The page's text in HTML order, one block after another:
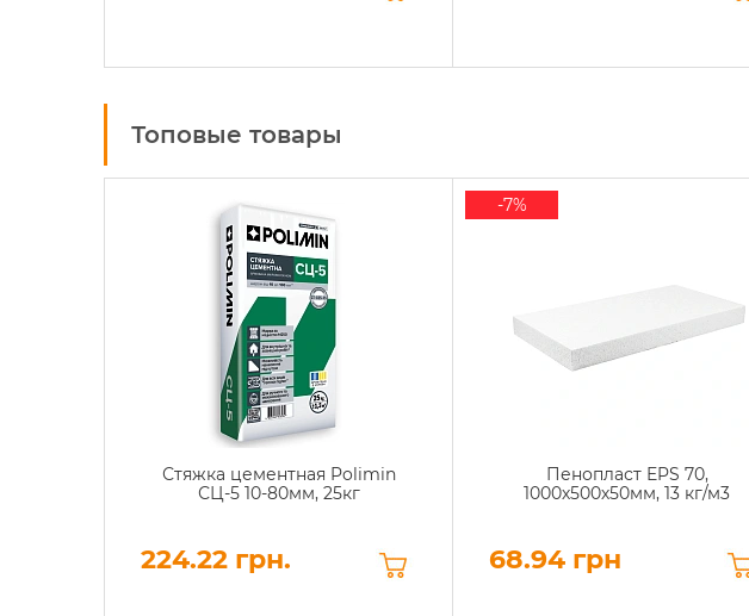
Топовые товары
Стяжка цементная Polimin
СЦ-5 10-80мм, 25кг
224.22 грн.
Пенопласт EPS 70,
1000х500х50мм, 13 кг/м3
68.94 грн
-7%